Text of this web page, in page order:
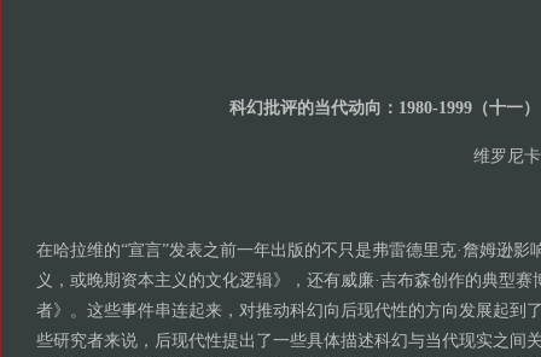
科幻批评的当代动向：1980-1999（十一）
维罗尼
在哈拉维的“宣言”发表之前一年出版的不只是弗雷德里克·詹姆逊影
义，或晚期资本主义的文化逻辑》，还有威廉·吉布森创作的典型赛
者》。这些事件串连起来，对推动科幻向后现代性的方向发展起到
些研究者来说，后现代性提出了一些具体描述科幻与当代现实之间